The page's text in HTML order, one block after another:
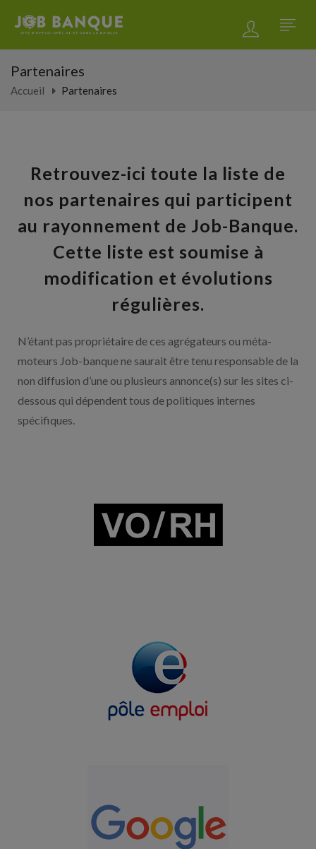
Partenaires
Accueil Partenaires
Retrouvez-ici toute la liste de
nos partenaires qui participent
au rayonnement de Job-Banque.
Cette liste est soumise à
modification et évolutions
régulières.
N’étant pas propriétaire de ces agrégateurs ou méta-
moteurs Job-banque ne saurait être tenu responsable de la
non diffusion d’une ou plusieurs annonce(s) sur les sites ci-
dessous qui dépendent tous de politiques internes
spécifiques.